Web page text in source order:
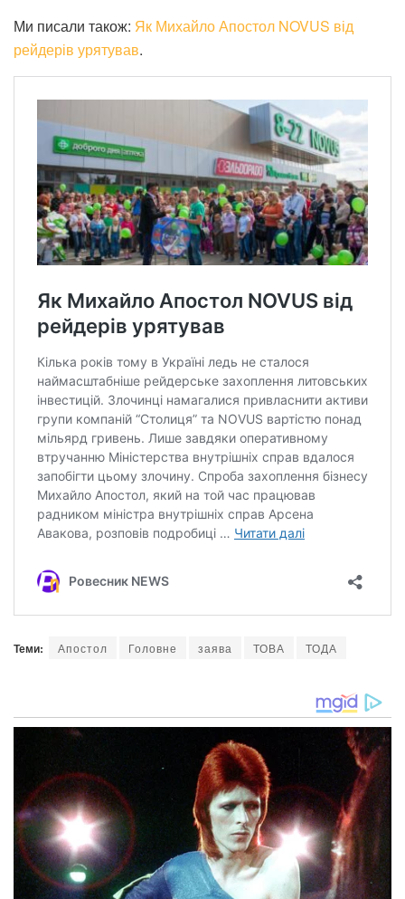
Ми писали також: Як Михайло Апостол NOVUS від
рейдерів урятував.
Теми: Апостол Головне заява ТОВА ТОДА